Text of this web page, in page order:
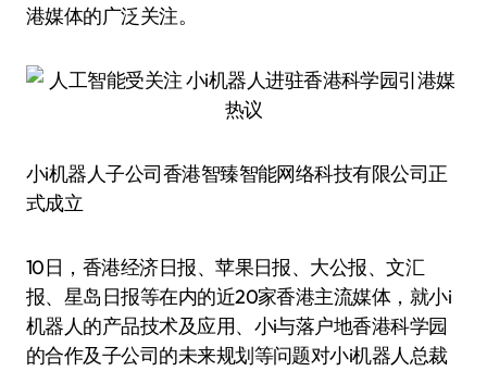
港媒体的广泛关注。
小i机器人子公司香港智臻智能网络科技有限公司正
式成立
10日，香港经济日报、苹果日报、大公报、文汇
报、星岛日报等在内的近20家香港主流媒体，就小i
机器人的产品技术及应用、小i与落户地香港科学园
的合作及子公司的未来规划等问题对小i机器人总裁